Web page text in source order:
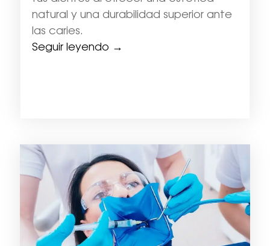
natural y una durabilidad superior ante
las caries.
Seguir leyendo →